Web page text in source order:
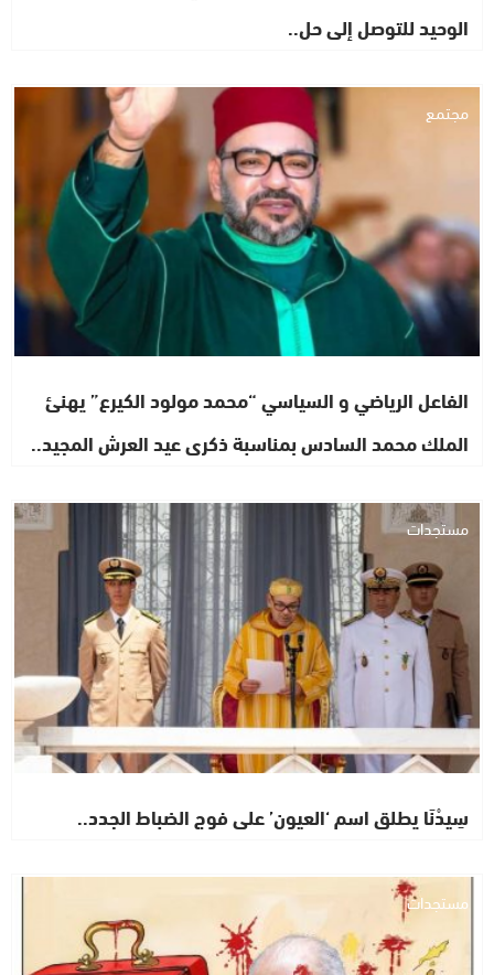
الوحيد للتوصل إلى حل..
مجتمع
الفاعل الرياضي و السياسي “محمد مولود الكيرع” يهنئ
الملك محمد السادس بمناسبة ذكرى عيد العرش المجيد..
مستجدات
سِيدْنَا يطلق اسم ‘العيون’ على فوج الضباط الجدد..
مستجدات